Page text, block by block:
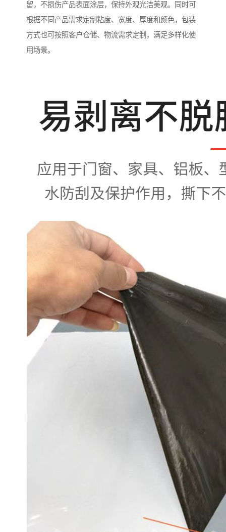
留，不损伤产品表面涂层，保持外观光洁美观。同时可
根据不同产品需求定制粘度、宽度、厚度和颜色，包装
方式也可按照客户仓储、物流需求定制，满足多样化使
用场景。